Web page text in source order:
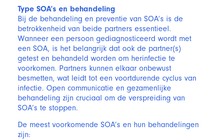
Type SOA’s en behandeling
Bij de behandeling en preventie van SOA’s is de
betrokkenheid van beide partners essentieel.
Wanneer een persoon gediagnosticeerd wordt met
een SOA, is het belangrijk dat ook de partner(s)
getest en behandeld worden om herinfectie te
voorkomen. Partners kunnen elkaar onbewust
besmetten, wat leidt tot een voortdurende cyclus van
infectie. Open communicatie en gezamenlijke
behandeling zijn cruciaal om de verspreiding van
SOA’s te stoppen.
De meest voorkomende SOA’s en hun behandelingen
zijn: